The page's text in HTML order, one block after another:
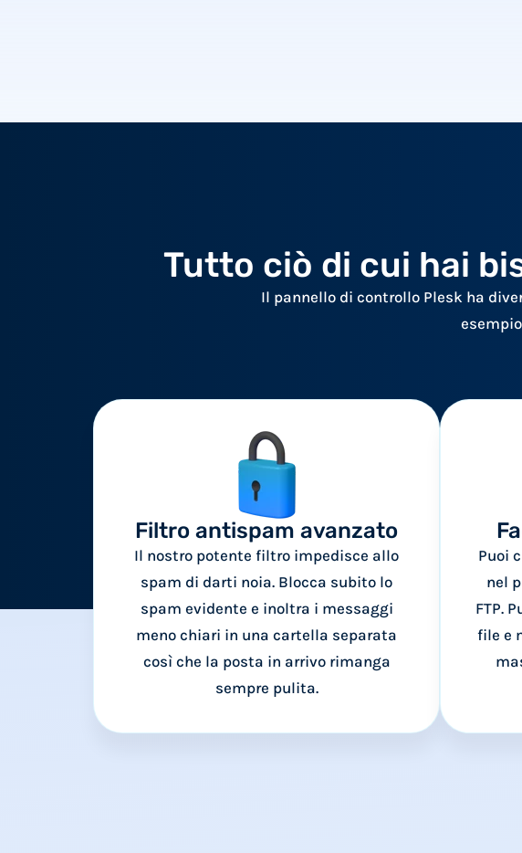
Tutto ciò di cui hai
Il pannello di controllo Plesk ha
Filtro antispam avanzato
Il nostro potente filtro impedisce allo
spam di darti noia. Blocca subito lo
spam evidente e inoltra i messaggi
meno chiari in una cartella separata
così che la posta in arrivo rimanga
sempre pulita.
Puoi
nel
FTP.
file e